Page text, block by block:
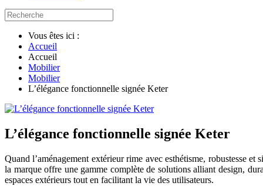
Vous êtes ici :
Accueil
Accueil
Mobilier
Mobilier
L’élégance fonctionnelle signée Keter
L’élégance fonctionnelle signée Keter
Quand l’aménagement extérieur rime avec esthétisme, robustesse
la marque offre une gamme complète de solutions alliant design,
espaces extérieurs tout en facilitant la vie des utilisateurs.